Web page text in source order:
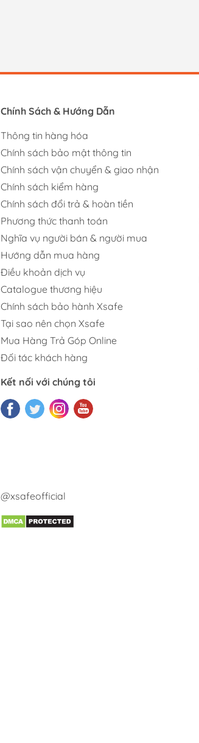
Chính Sách & Hướng Dẫn
Thông tin hàng hóa
Chính sách bảo mật thông tin
Chính sách vận chuyển & giao nhận
Chính sách kiểm hàng
Chính sách đổi trả & hoàn tiền
Phương thức thanh toán
Nghĩa vụ người bán & người mua
Hướng dẫn mua hàng
Điều khoản dịch vụ
Catalogue thương hiệu
Chính sách bảo hành Xsafe
Tại sao nên chọn Xsafe
Mua Hàng Trả Góp Online
Đối tác khách hàng
Kết nối với chúng tôi
@xsafeofficial